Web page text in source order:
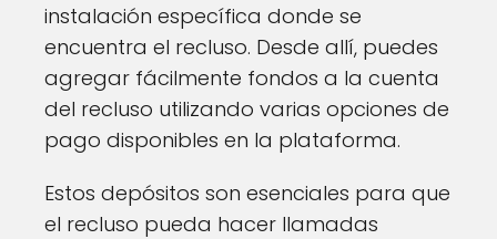
instalación específica donde se
encuentra el recluso. Desde allí, puedes
agregar fácilmente fondos a la cuenta
del recluso utilizando varias opciones de
pago disponibles en la plataforma.
Estos depósitos son esenciales para que
el recluso pueda hacer llamadas